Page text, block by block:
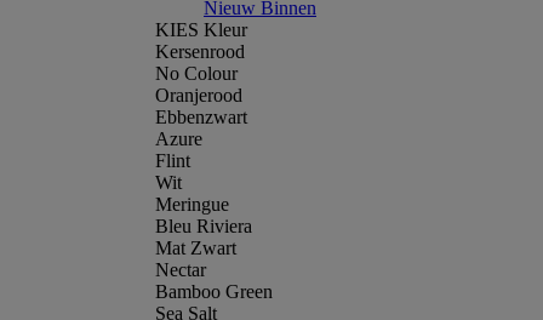
Nieuw Binnen
KIES Kleur
Kersenrood
No Colour
Oranjerood
Ebbenzwart
Azure
Flint
Wit
Meringue
Bleu Riviera
Mat Zwart
Nectar
Bamboo Green
Sea Salt